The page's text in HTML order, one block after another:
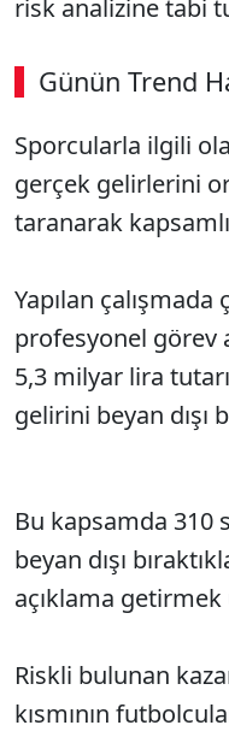
risk analizine tabi
Günün Trend
00:02 / 03:53
Sporcularla ilgili
gerçek gelirlerini
taranarak
Yapılan
profesyonel görev
5,3 milyar lira
gelirini beyan dışı
Bu kapsamda 310
beyan dışı
açıklama
Riskli bulunan
kısmının